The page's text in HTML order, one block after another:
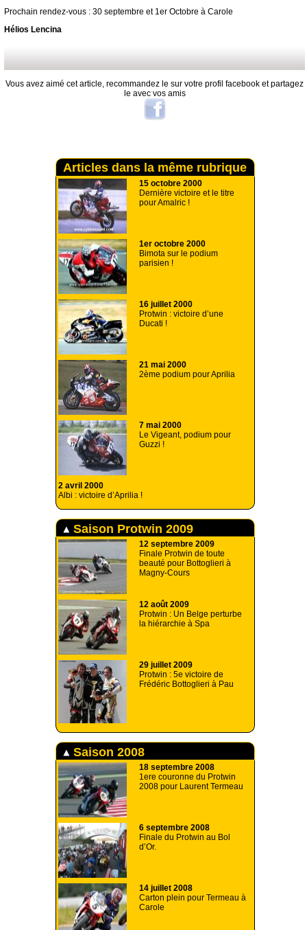
Prochain rendez-vous : 30 septembre et 1er Octobre à Carole
Hélios Lencina
Vous avez aimé cet article, recommandez le sur votre profil facebook et partagez
le avec vos amis
Articles dans la même rubrique
15 octobre 2000
Dernière victoire et le titre
pour Amalric !
1er octobre 2000
Bimota sur le podium
parisien !
16 juillet 2000
Protwin : victoire d’une
Ducati !
21 mai 2000
2ème podium pour Aprilia
7 mai 2000
Le Vigeant, podium pour
Guzzi !
2 avril 2000
Albi : victoire d’Aprilia !
Saison Protwin 2009
12 septembre 2009
Finale Protwin de toute
beauté pour Bottoglieri à
Magny-Cours
12 août 2009
Protwin : Un Belge perturbe
la hiérarchie à Spa
29 juillet 2009
Protwin : 5e victoire de
Frédéric Bottoglieri à Pau
Saison 2008
18 septembre 2008
1ere couronne du Protwin
2008 pour Laurent Termeau
6 septembre 2008
Finale du Protwin au Bol
d’Or.
14 juillet 2008
Carton plein pour Termeau à
Carole